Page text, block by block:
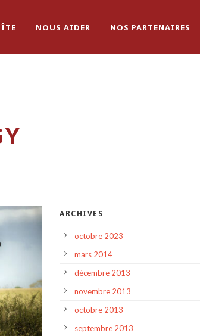
NOUS AIDER NOS PARTENAIRES
ARCHIVES
octobre 2023
mars 2014
décembre 2013
novembre 2013
octobre 2013
septembre 2013